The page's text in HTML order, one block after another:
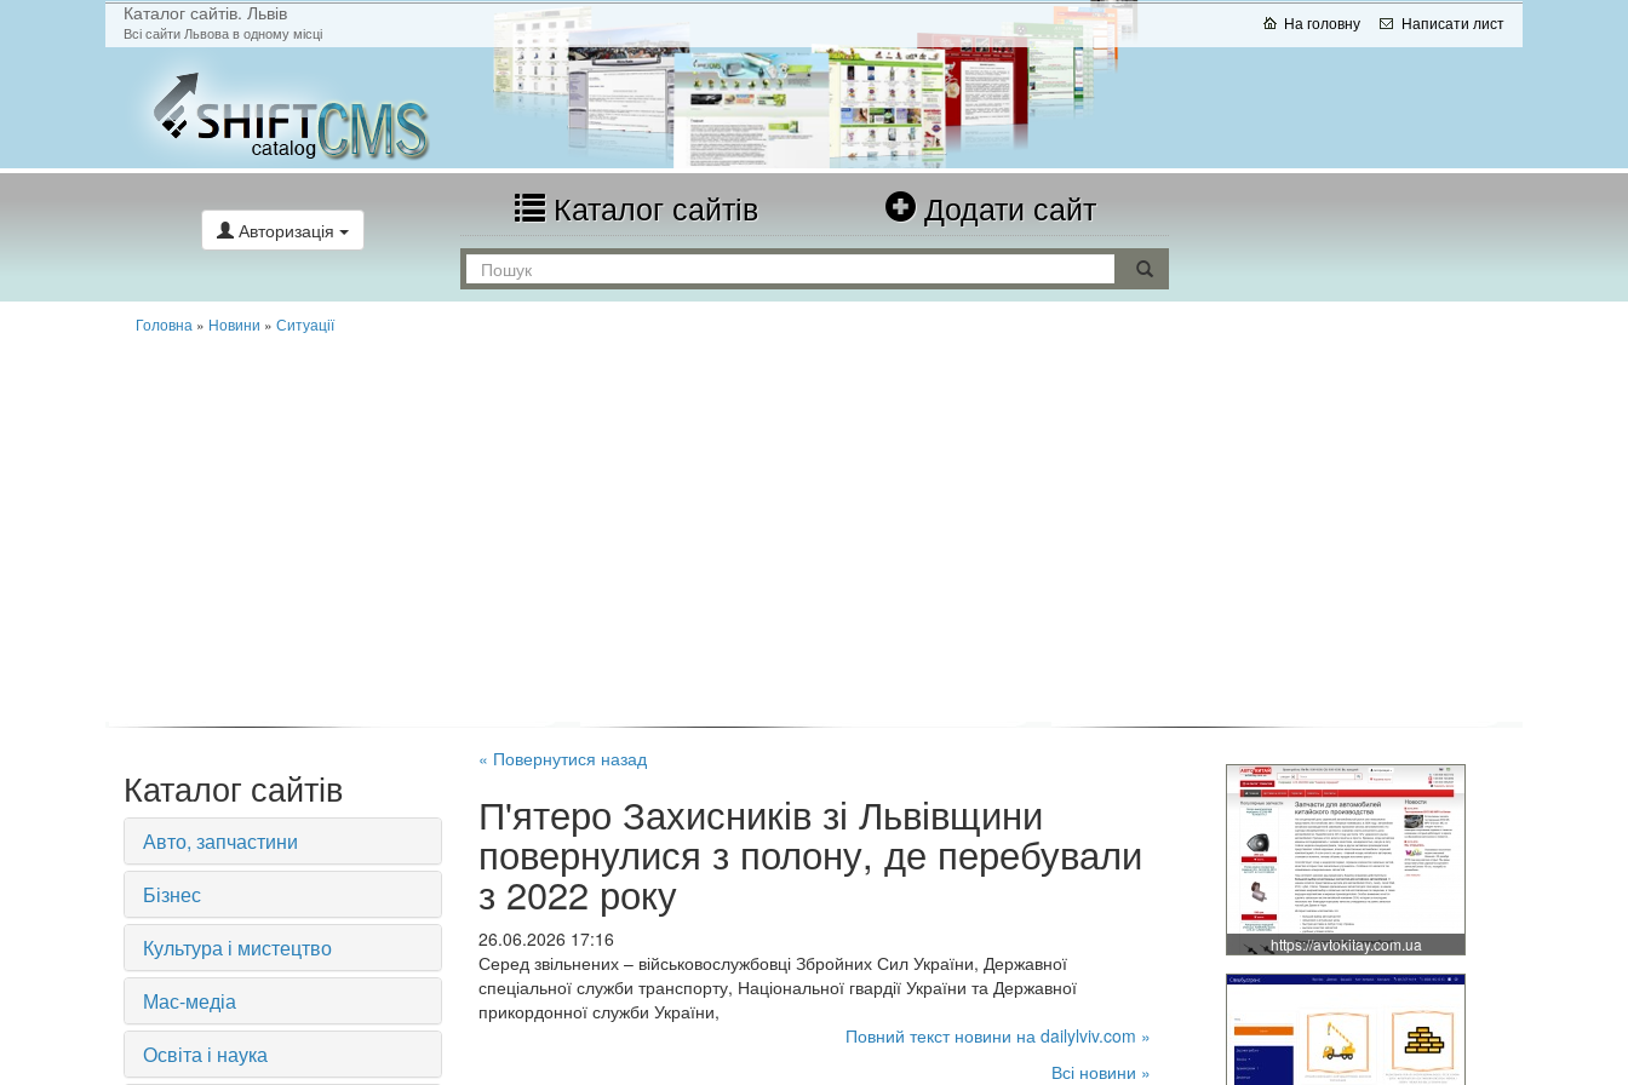
Каталог сайтів. Львів
Всі сайти Львова в одному місці На головну Написати лист
Авторизація
Каталог сайтів Додати сайт
Головна » Новини » Ситуації
Каталог сайтів
Авто, запчастини
Бізнес
Культура і мистецтво
Мас-медіа
Освіта і наука
« Повернутися назад
П'ятеро Захисників зі Львівщини
повернулися з полону, де перебували
з 2022 року
26.06.2026 17:16
Серед звільнених – військовослужбовці Збройних Сил України, Державної
спеціальної служби транспорту, Національної гвардії України та Державної
прикордонної служби України,
Повний текст новини на dailylviv.com »
Всі новини »
https://avtokitay.com.ua